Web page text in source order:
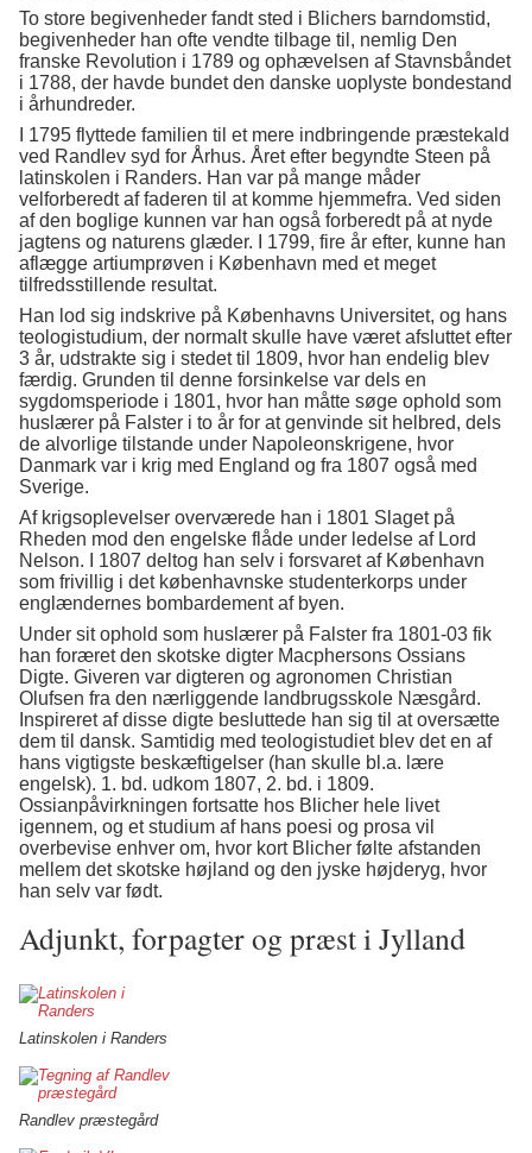
To store begivenheder fandt sted i Blichers barndomstid,
begivenheder han ofte vendte tilbage til, nemlig Den
franske Revolution i 1789 og ophævelsen af Stavnsbåndet
i 1788, der havde bundet den danske uoplyste bondestand
i århundreder.
I 1795 flyttede familien til et mere indbringende præstekald
ved Randlev syd for Århus. Året efter begyndte Steen på
latinskolen i Randers. Han var på mange måder
velforberedt af faderen til at komme hjemmefra. Ved siden
af den boglige kunnen var han også forberedt på at nyde
jagtens og naturens glæder. I 1799, fire år efter, kunne han
aflægge artiumprøven i København med et meget
tilfredsstillende resultat.
Han lod sig indskrive på Københavns Universitet, og hans
teologistudium, der normalt skulle have været afsluttet efter
3 år, udstrakte sig i stedet til 1809, hvor han endelig blev
færdig. Grunden til denne forsinkelse var dels en
sygdomsperiode i 1801, hvor han måtte søge ophold som
huslærer på Falster i to år for at genvinde sit helbred, dels
de alvorlige tilstande under Napoleonskrigene, hvor
Danmark var i krig med England og fra 1807 også med
Sverige.
Af krigsoplevelser overværede han i 1801 Slaget på
Rheden mod den engelske flåde under ledelse af Lord
Nelson. I 1807 deltog han selv i forsvaret af København
som frivillig i det københavnske studenterkorps under
englændernes bombardement af byen.
Under sit ophold som huslærer på Falster fra 1801-03 fik
han foræret den skotske digter Macphersons Ossians
Digte. Giveren var digteren og agronomen Christian
Olufsen fra den nærliggende landbrugsskole Næsgård.
Inspireret af disse digte besluttede han sig til at oversætte
dem til dansk. Samtidig med teologistudiet blev det en af
hans vigtigste beskæftigelser (han skulle bl.a. lære
engelsk). 1. bd. udkom 1807, 2. bd. i 1809.
Ossianpåvirkningen fortsatte hos Blicher hele livet
igennem, og et studium af hans poesi og prosa vil
overbevise enhver om, hvor kort Blicher følte afstanden
mellem det skotske højland og den jyske højderyg, hvor
han selv var født.
Adjunkt, forpagter og præst i Jylland
Latinskolen i Randers
Randlev præstegård